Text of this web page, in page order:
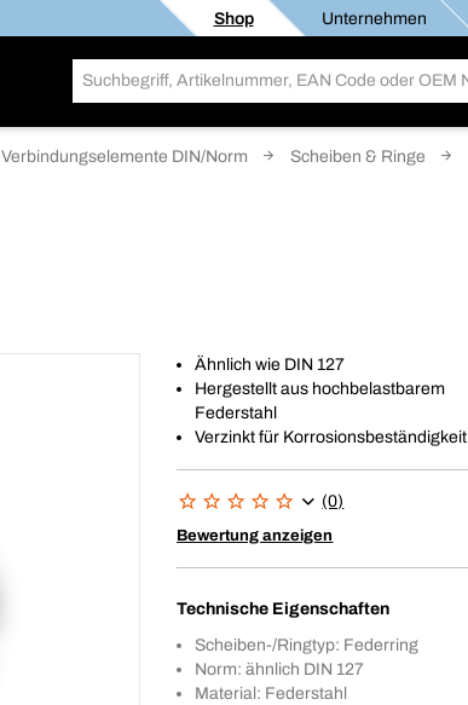
Shop Unternehmen
Verbindungselemente DIN/Norm Scheiben & Ringe
Ähnlich wie DIN 127
Hergestellt aus hochbelastbarem
Federstahl
Verzinkt für Korrosionsbeständigkeit
(0)
Bewertung anzeigen
Technische Eigenschaften
Scheiben-/Ringtyp: Federring
Norm: ähnlich DIN 127
Material: Federstahl